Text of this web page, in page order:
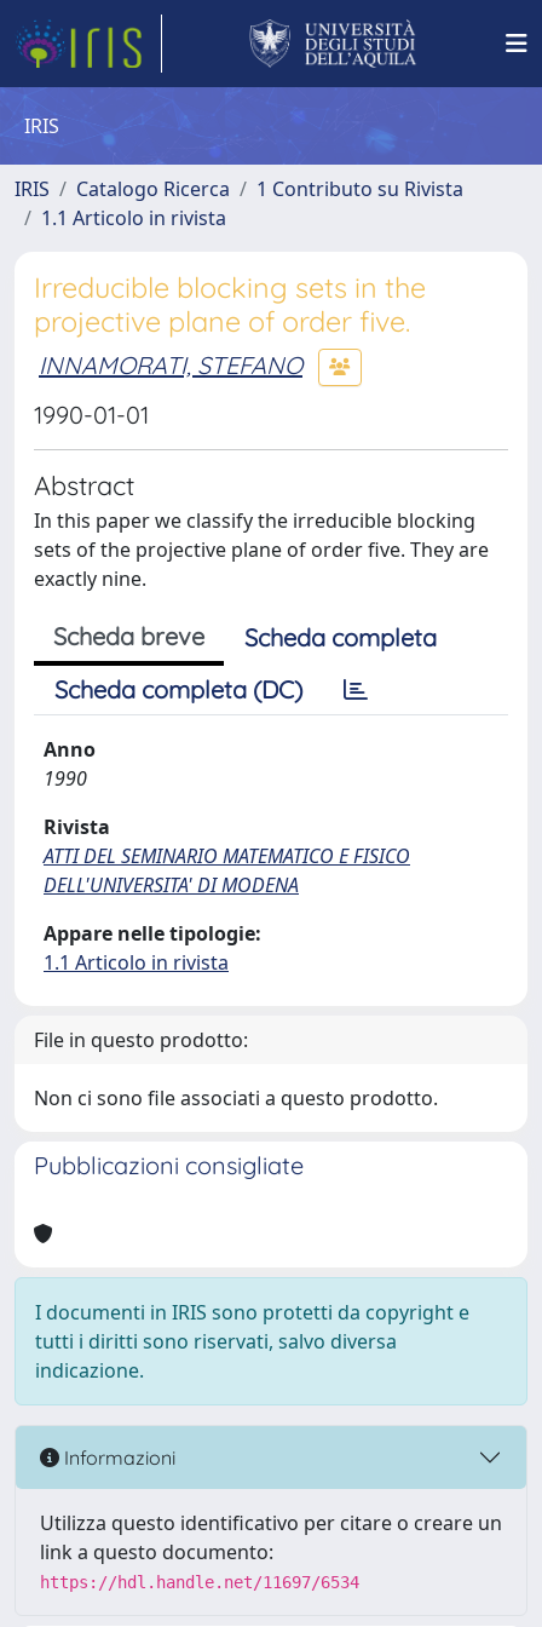
IRIS
IRIS Catalogo Ricerca
1 Contributo su Rivista
1.1 Articolo in rivista
Irreducible blocking sets in the
projective plane of order five.
INNAMORATI, STEFANO
1990-01-01
Abstract
In this paper we classify the irreducible blocking
sets of the projective plane of order five. They are
exactly nine.
Scheda breve
Scheda completa
Scheda completa (DC)
Anno
1990
Rivista
ATTI DEL SEMINARIO MATEMATICO E FISICO
DELL'UNIVERSITA' DI MODENA
Appare nelle tipologie:
1.1 Articolo in rivista
File in questo prodotto:
Non ci sono file associati a questo prodotto.
Pubblicazioni consigliate
I documenti in IRIS sono protetti da copyright e
tutti i diritti sono riservati, salvo diversa
indicazione.
Informazioni
Utilizza questo identificativo per citare o creare un
link a questo documento:
https://hdl.handle.net/11697/6534